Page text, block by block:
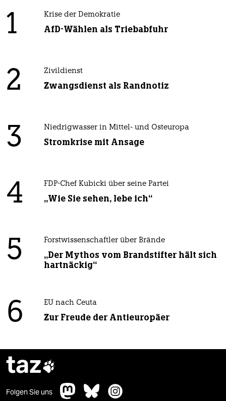
1 Krise der Demokratie
AfD-Wählen als Triebabfuhr
2 Zivildienst
Zwangsdienst als Randnotiz
3 Niedrigwasser in Mittel- und Osteuropa
Stromkrise mit Ansage
4 FDP-Chef Kubicki über seine Partei
„Wie Sie sehen, lebe ich“
5 Forstwissenschaftler über Brände
„Der Mythos vom Brandstifter hält sich
hartnäckig“
6 EU nach Ceuta
Zur Freude der Antieuropäer
taz
Folgen Sie uns